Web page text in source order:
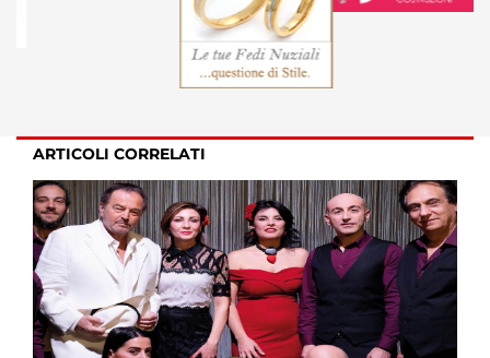
ARTICOLI CORRELATI